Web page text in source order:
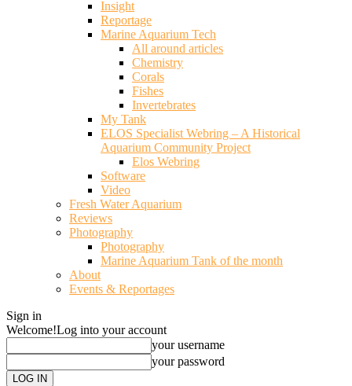
Insight
Reportage
Marine Aquarium Tech
All around articles
Chemistry
Corals
Fishes
Invertebrates
My Tank
ELOS Specialist Webring – A Historical
Aquarium Community Project
Elos Webring
Software
Video
Fresh Water Aquarium
Reviews
Photography
Photography
Marine Aquarium Tank of the month
About
Events & Reportages
Sign in
Welcome!Log into your account
your username
your password